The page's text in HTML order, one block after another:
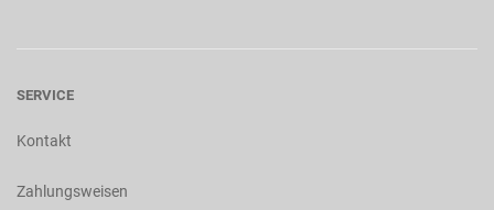
SERVICE
Kontakt
Zahlungsweisen